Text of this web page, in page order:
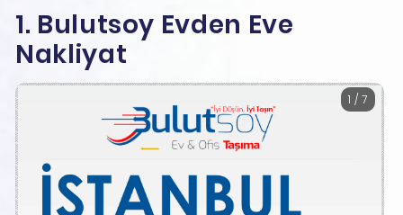
1. Bulutsoy Evden Eve
Nakliyat
1 / 7